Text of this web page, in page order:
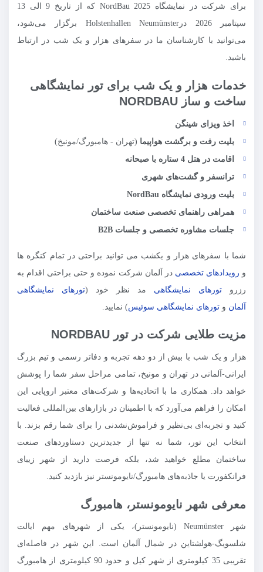
برای شرکت در نمایشگاه NordBau 2025 که از تاریخ 9 الی 13
سپتامبر 2026 درHolstenhallen Neumünster برگزار می‌شود،
می‌توانید با کارشناسان ما در سفرهای هزار و یک شب در ارتباط
باشید.
خدمات هزار و یک شب برای تور نمایشگاهی
ساخت و ساز NORDBAU
اخذ ویزای شینگن
بلیت رفت و برگشت هواپیما (تهران - هامبورگ/مونیخ)
اقامت در هتل 4 ستاره با صبحانه
ترانسفر و گشت‌های شهری
بلیت ورودی نمایشگاه NordBau
همراهی راهنمای تخصصی صنعت ساختمان
جلسات مشاوره تخصصی و جلسات B2B
شما با سفرهای هزار و یکشب می توانید براحتی در تمام کنگره ها
و رویدادهای تخصصی در آلمان شرکت نموده و حتی براحتی اقدام به
رزرو تورهای نمایشگاهی مد نظر خود (تورهای نمایشگاهی
آلمان و تورهای نمایشگاهی سوئیس) نمایید.
مزیت طلایی شرکت در تور NORDBAU
هزار و یک شب با بیش از دو دهه تجربه و دفاتر رسمی و تیم بزرگ
ایرانی-آلمانی در تهران و مونیخ، تمامی مراحل سفر شما را پوشش
خواهد داد. همکاری ما با اتحادیه‌ها و شرکت‌های معتبر اروپایی این
امکان را فراهم می‌آورد که با اطمینان در بازارهای بین‌المللی فعالیت
کنید و تجربه‌ای بی‌نظیر و فراموش‌نشدنی را برای شما رقم بزند. با
انتخاب این تور، شما نه تنها از جدیدترین دستاوردهای صنعت
ساختمان مطلع خواهید شد، بلکه فرصت دارید از شهر زیبای
فرانکفورت یا جاذبه‌های هامبورگ/نایومونستر نیز بازدید کنید.
معرفی شهر نایومونستر، هامبورگ
شهر Neumünster (نایومونستر)، یکی از شهرهای مهم ایالت
شلسویگ-هولشتاین در شمال آلمان است. این شهر در فاصله‌ای
تقریبی 35 کیلومتری از شهر کیل و حدود 90 کیلومتری از هامبورگ